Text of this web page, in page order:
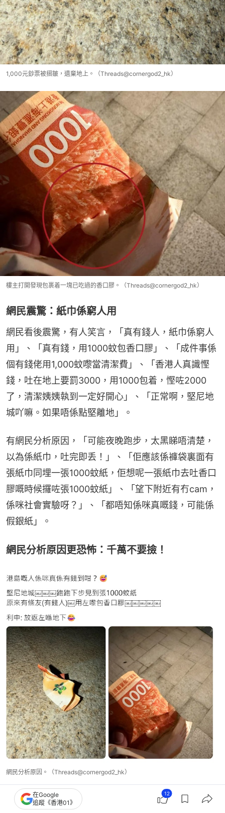
1,000元鈔票被摺皺，遺棄地上。（Threads@cornergod2_hk）
樓主打開發現包裹着一塊已吃過的香口膠。（Threads@cornergod2_hk）
網民震驚：紙巾係窮人用
網民看後震驚，有人笑言，「真有錢人，紙巾係窮人
用」、「真有錢，用1000蚊包香口膠」、「成件事係
個有錢佬用1,000蚊嚟當清潔費」、「香港人真識慳
錢，吐在地上要罰3000，用1000包着，慳咗2000
了，清潔姨姨執到一定好開心」、「正常啊，堅尼地
城吖嘛。如果唔係點堅離地」。
有網民分析原因，「可能夜晚跑步，太黑睇唔清楚，
以為係紙巾，吐完即丢！」、「佢應該係褲袋裏面有
張紙巾同埋一張1000蚊紙，佢想呢一張紙巾去吐香口
膠嘅時候攞咗張1000蚊紙」、「望下附近有冇cam，
係咪社會實驗呀？」、「都唔知係咪真嘅錢，可能係
假銀紙」。
網民分析原因更恐怖：千萬不要撿！
網民分析原因。（Threads@cornergod2_hk）
在Google
追蹤《香港01》
12